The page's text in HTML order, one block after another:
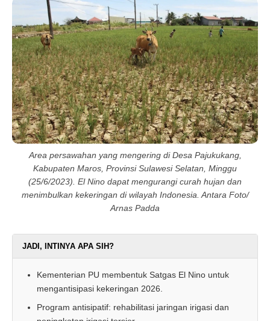
Area persawahan yang mengering di Desa Pajukukang,
Kabupaten Maros, Provinsi Sulawesi Selatan, Minggu
(25/6/2023). El Nino dapat mengurangi curah hujan dan
menimbulkan kekeringan di wilayah Indonesia. Antara Foto/
Arnas Padda
JADI, INTINYA APA SIH?
Kementerian PU membentuk Satgas El Nino untuk
mengantisipasi kekeringan 2026.
Program antisipatif: rehabilitasi jaringan irigasi dan